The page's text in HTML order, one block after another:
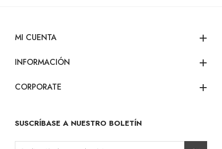
MI CUENTA add
INFORMACIÓN add
CORPORATE add
SUSCRÍBASE A NUESTRO BOLETÍN